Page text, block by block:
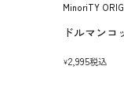
MinoriTY
ドルマンコ
¥2,995税込